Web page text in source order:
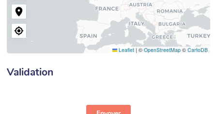
Leaflet | © OpenStreetMap © CartoDB
Validation